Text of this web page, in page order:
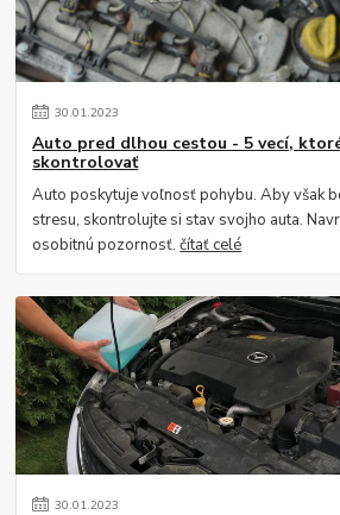
30.01.2023
Auto pred dlhou cestou - 5 vecí,
skontrolovať
Auto poskytuje voľnosť pohybu. Aby však
stresu, skontrolujte si stav svojho auta.
osobitnú pozornosť.čítať celé
30.01.2023